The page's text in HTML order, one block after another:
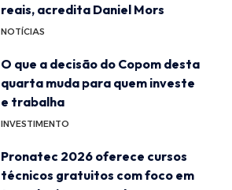
reais, acredita Daniel Mors
NOTÍCIAS
O que a decisão do Copom desta
quarta muda para quem investe
e trabalha
INVESTIMENTO
Pronatec 2026 oferece cursos
técnicos gratuitos com foco em